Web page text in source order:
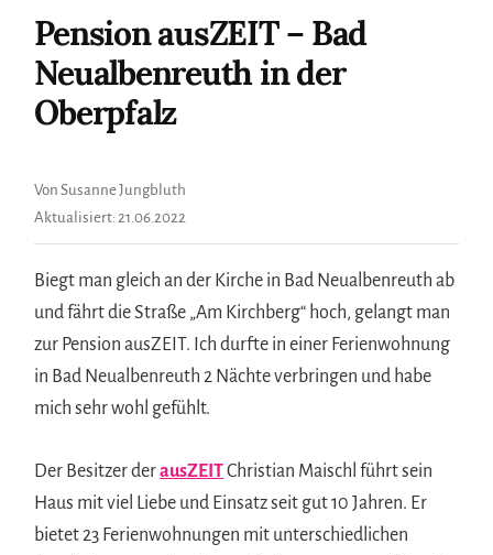
Pension ausZEIT – Bad
Neualbenreuth in der
Oberpfalz
Von Susanne Jungbluth
Aktualisiert: 21.06.2022
Biegt man gleich an der Kirche in Bad Neualbenreuth ab
und fährt die Straße „Am Kirchberg“ hoch, gelangt man
zur Pension ausZEIT. Ich durfte in einer Ferienwohnung
in Bad Neualbenreuth 2 Nächte verbringen und habe
mich sehr wohl gefühlt.
Der Besitzer derausZEITChristian Maischl führt sein
Haus mit viel Liebe und Einsatz seit gut 10 Jahren. Er
bietet 23 Ferienwohnungen mit unterschiedlichen